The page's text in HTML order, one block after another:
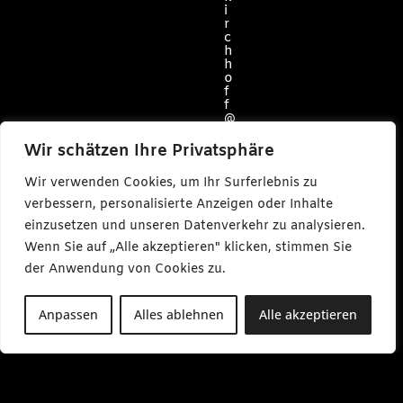
Wir schätzen Ihre Privatsphäre
Wir verwenden Cookies, um Ihr Surferlebnis zu
verbessern, personalisierte Anzeigen oder Inhalte
einzusetzen und unseren Datenverkehr zu analysieren.
Wenn Sie auf „Alle akzeptieren" klicken, stimmen Sie
der Anwendung von Cookies zu.
Anpassen Alles ablehnen Alle akzeptieren
i
r
c
h
h
o
f
f
@
a
r
m
a
k
e
s
m
e
i
d